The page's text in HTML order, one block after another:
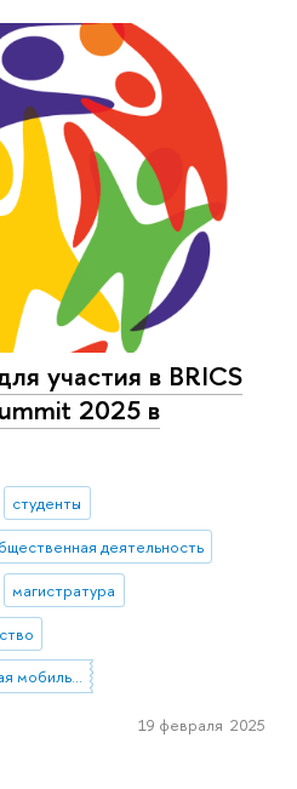
участия в BRICS
2025 в
студенты
деятельность
магистратура
Международная студенческая мобильность: исходящая мобильность
19 февраля 2025